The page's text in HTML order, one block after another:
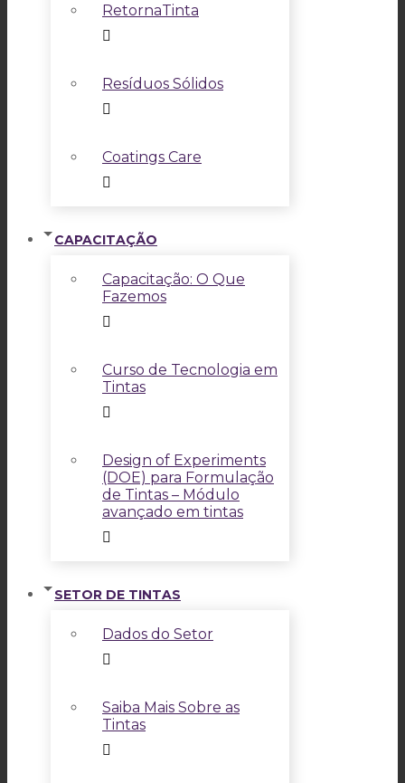
RetornaTinta
Resíduos Sólidos
Coatings Care
CAPACITAÇÃO
Capacitação: O Que
Fazemos
Curso de Tecnologia em
Tintas
Design of Experiments
(DOE) para Formulação
de Tintas – Módulo
avançado em tintas
SETOR DE TINTAS
Dados do Setor
Saiba Mais Sobre as
Tintas